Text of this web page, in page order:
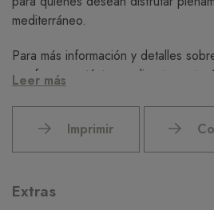
mediterráneo.
Para más información y detalles
por favor contáctenos directamente.
Leer más
Imprimir
Extras